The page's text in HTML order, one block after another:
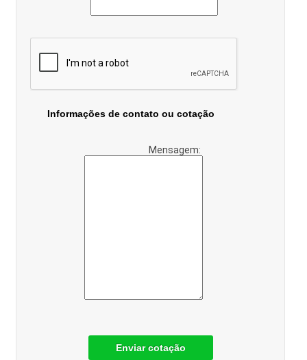
Informações de contato ou cotação
Mensagem:
Enviar cotação